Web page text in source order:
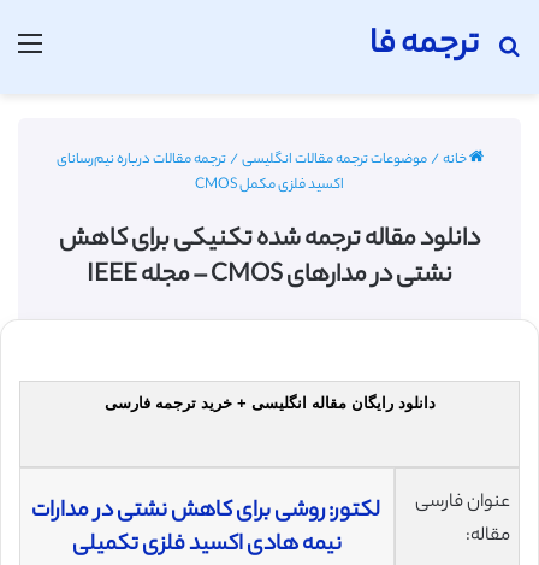
ترجمه فا
جستجو برای
خانه/موضوعات ترجمه مقالات انگلیسی/ترجمه مقالات درباره نیم‌رسانای
اکسید فلزی مکمل CMOS
دانلود مقاله ترجمه شده تکنیکی برای کاهش
نشتی در مدارهای CMOS – مجله IEEE
دانلود رایگان مقاله انگلیسی + خرید ترجمه فارسی
عنوان فارسی
مقاله:
لکتور: روشی برای کاهش نشتی در مدارات
نیمه هادى اکسید فلزى تکمیلى